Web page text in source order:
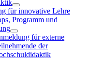
für innovative Lehre
Programm und
für externe
der